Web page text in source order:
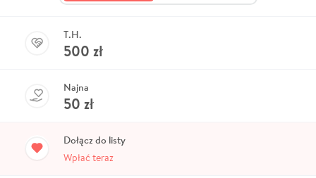
T.H.
500 zł
Najna
50 zł
Dołącz do listy
Wpłać teraz